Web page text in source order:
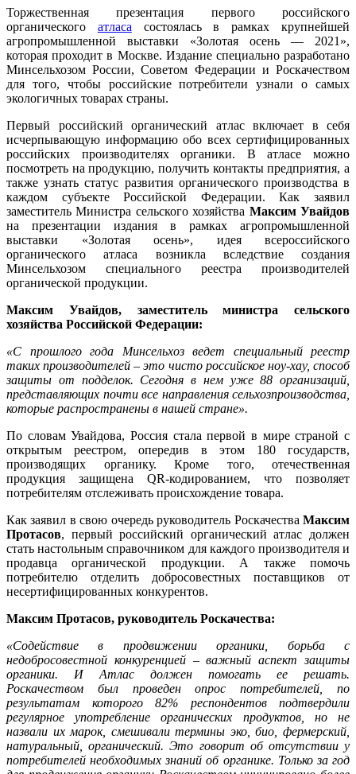
Торжественная презентация первого российского
органического атласа состоялась в рамках крупнейшей
агропромышленной выставки «Золотая осень — 2021»,
которая проходит в Москве. Издание специально разработано
Минсельхозом России, Советом Федерации и Роскачеством
для того, чтобы российские потребители узнали о самых
экологичных товарах страны.
Первый российский органический атлас включает в себя
исчерпывающую информацию обо всех сертифицированных
российских производителях органики. В атласе можно
посмотреть на продукцию, получить контакты предприятия, а
также узнать статус развития органического производства в
каждом субъекте Российской Федерации. Как заявил
заместитель Министра сельского хозяйства Максим Увайдов
на презентации издания в рамках агропромышленной
выставки «Золотая осень», идея всероссийского
органического атласа возникла вследствие создания
Минсельхозом специального реестра производителей
органической продукции.
Максим Увайдов, заместитель министра сельского
хозяйства Российской Федерации:
«С прошлого года Минсельхоз ведет специальный реестр
таких производителей – это чисто российское ноу-хау, способ
защиты от подделок. Сегодня в нем уже 88 организаций,
представляющих почти все направления сельхозпроизводства,
которые распространены в нашей стране».
По словам Увайдова, Россия стала первой в мире страной с
открытым реестром, опередив в этом 180 государств,
производящих органику. Кроме того, отечественная
продукция защищена QR-кодированием, что позволяет
потребителям отслеживать происхождение товара.
Как заявил в свою очередь руководитель Роскачества Максим
Протасов, первый российский органический атлас должен
стать настольным справочником для каждого производителя и
продавца органической продукции. А также помочь
потребителю отделить добросовестных поставщиков от
несертифицированных конкурентов.
Максим Протасов, руководитель Роскачества:
«Содействие в продвижении органики, борьба с
недобросовестной конкуренцией – важный аспект защиты
органики. И Атлас должен помогать ее решать.
Роскачеством был проведен опрос потребителей, по
результатам которого 82% респондентов подтвердили
регулярное употребление органических продуктов, но не
назвали их марок, смешивали термины эко, био, фермерский,
натуральный, органический. Это говорит об отсутствии у
потребителей необходимых знаний об органике. Только за год